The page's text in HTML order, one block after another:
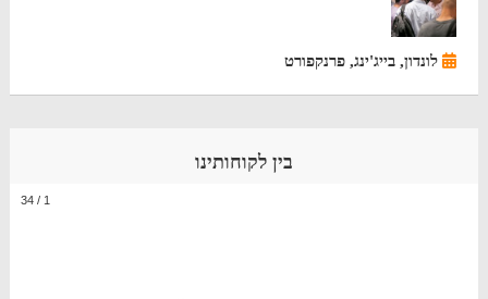
לונדון, בייג'ינג, פרנקפורט
בין לקוחותינו
1
/
34